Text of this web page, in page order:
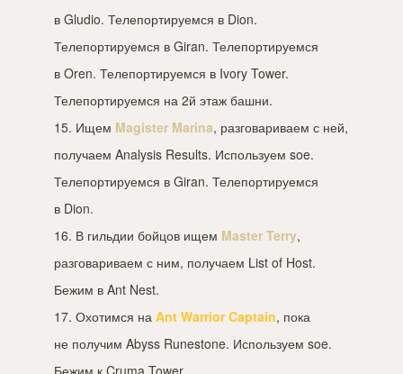
в Gludio. Телепортируемся в Dion.
Телепортируемся в Giran. Телепортируемся
в Oren. Телепортируемся в Ivory Tower.
Телепортируемся на 2й этаж башни.
15. Ищем Magister Marina, разговариваем с ней,
получаем Analysis Results. Используем soe.
Телепортируемся в Giran. Телепортируемся
в Dion.
16. В гильдии бойцов ищем Master Terry,
разговариваем с ним, получаем List of Host.
Бежим в Ant Nest.
17. Охотимся на Ant Warrior Captain, пока
не получим Abyss Runestone. Используем soe.
Бежим к Cruma Tower.